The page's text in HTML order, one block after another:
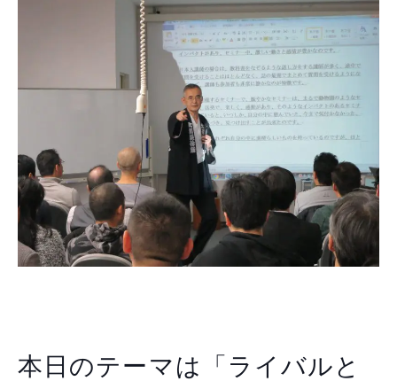
本日のテーマは「ライバルと